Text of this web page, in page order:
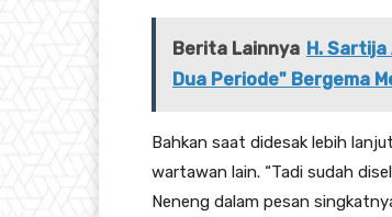
Berita Lainnya H. Sartija
Dua Periode" Bergema
Bahkan saat didesak lebih
wartawan lain. “Tadi sudah
Neneng dalam pesan